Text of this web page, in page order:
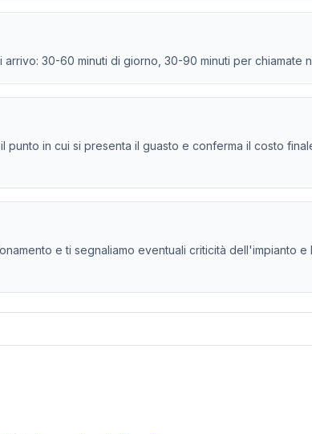
30-60 minuti di giorno, 30-90 minuti per chiamate
in cui si presenta il guasto e conferma il costo
e ti segnaliamo eventuali criticità dell'impianto